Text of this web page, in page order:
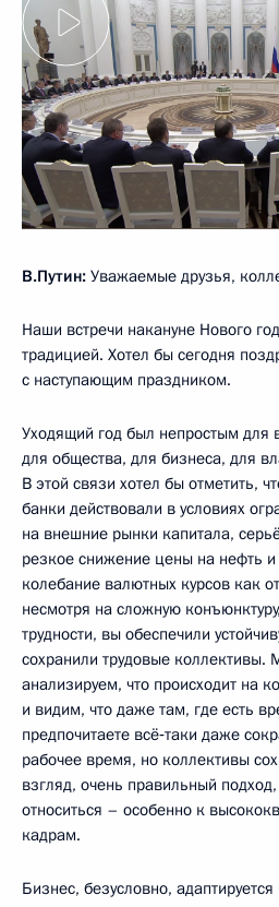
В.Путин: Уважаемые друзья,
Наши встречи накануне Нового
традицией. Хотел бы сегодня
с наступающим праздником.
Уходящий год был непростым для
для общества, для бизнеса, для
В этой связи хотел бы отметить,
банки действовали в условиях
на внешние рынки капитала,
резкое снижение цены на нефть и
колебание валютных курсов как
несмотря на сложную
трудности, вы обеспечили
сохранили трудовые коллективы.
анализируем, что происходит на
и видим, что даже там, где есть
предпочитаете всё‑таки даже
рабочее время, но коллективы
взгляд, очень правильный
относиться – особенно к
кадрам.
Бизнес, безусловно,